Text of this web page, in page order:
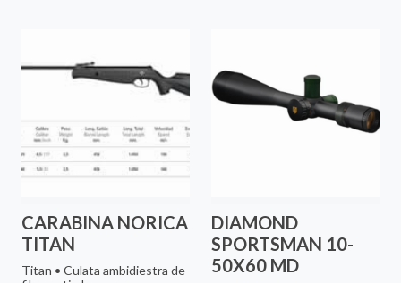
CARABINA NORICA
TITAN
Titan • Culata ambidiestra de
DIAMOND
SPORTSMAN 10-
50X60 MD